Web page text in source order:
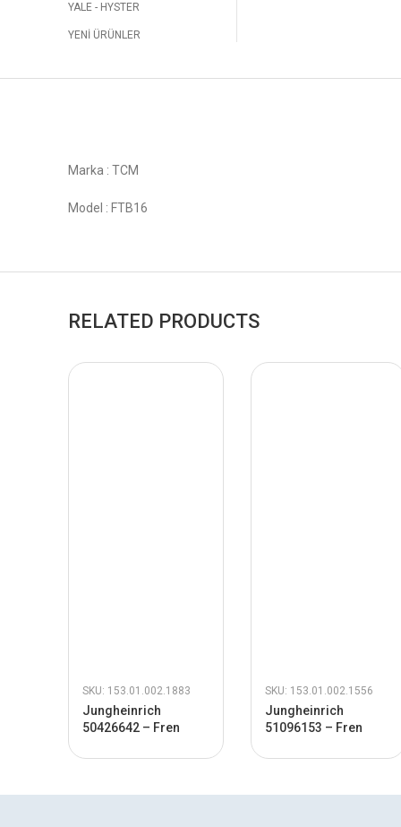
YALE - HYSTER
YENİ ÜRÜNLER
Marka : TCM
Model : FTB16
RELATED PRODUCTS
SKU: 153.01.002.1883
Jungheinrich
50426642 – Fren
SKU: 153.01.002.1556
Jungheinrich
51096153 – Fren